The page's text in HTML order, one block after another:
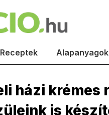
Receptek Alapanyagok
házi krémes
is